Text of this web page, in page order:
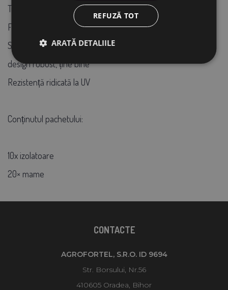
Trei urechi de picurare garantează rezistența la umiditate
Filet M6 lungime 10 cm - galvanizat
Suport curbat lungime 22 cm
design robust, ține bine
Rezistență ridicată la UV
Conținutul pachetului:
10x izolatoare
20× mame
CONTACTE
AGROFORTEL, S.R.O. ID 9694
Str. Borsului, Nr.56
410605 Oradea, Bihor
REFUZĂ TOT
ARATĂ DETALIILE